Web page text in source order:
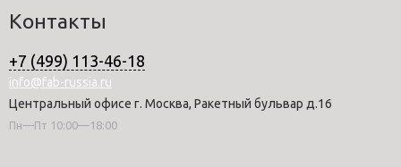
Контакты
+7 (499) 113-46-18
info@fab-russia.ru
Центральный офисе г. Москва, Ракетный бульвар д.16
Пн—Пт 10:00—18:00